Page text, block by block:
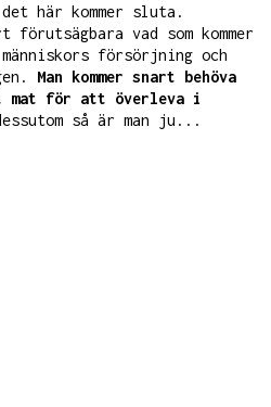
här kommer sluta.
förutsägbara vad som kommer
människors försörjning och
Man kommer snart behöva
mat för att överleva i
så är man ju...